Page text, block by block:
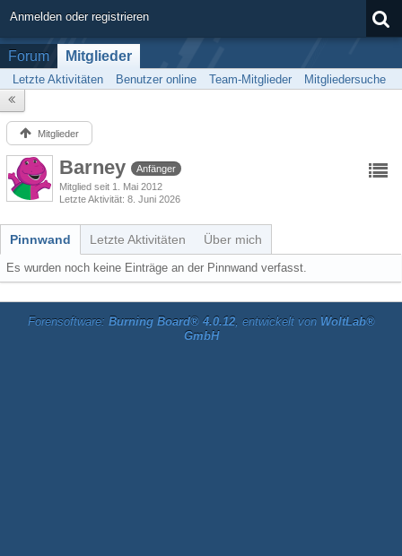
Anmelden oder registrieren
Forum Mitglieder
Letzte Aktivitäten Benutzer online Team-Mitglieder Mitgliedersuche
Mitglieder
Barney
Anfänger
Mitglied seit 1. Mai 2012
Letzte Aktivität 8. Juni 2026
Pinnwand Letzte Aktivitäten Über mich
Es wurden noch keine Einträge an der Pinnwand verfasst.
Forensoftware: Burning Board® 4.0.12, entwickelt von WoltLab®
GmbH